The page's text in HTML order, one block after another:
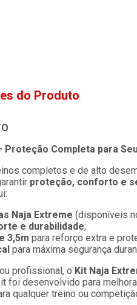
do Produto
Proteção Completa para
completos e de alto
proteção, conforto e
Naja Extreme (disponíveis
e durabilidade;
3,5m para reforço extra e
para máxima segurança
profissional, o Kit Naja
foi desenvolvido para
qualquer treino ou